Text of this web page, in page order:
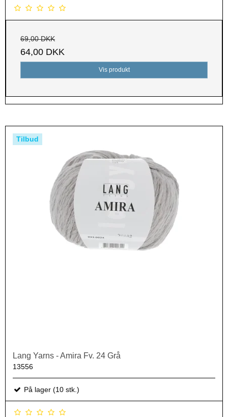
69,00 DKK
64,00 DKK
Vis produkt
Tilbud
Lang Yarns - Amira Fv. 24 Grå
13556
På lager (10 stk.)